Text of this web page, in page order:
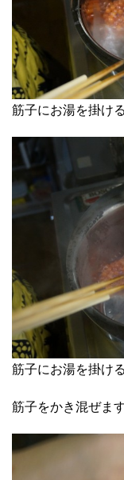
筋子にお湯を掛ける
筋子にお湯を掛ける
筋子をかき混ぜま